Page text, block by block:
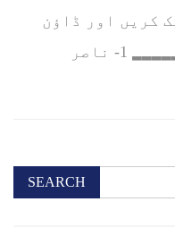
کریں اور ڈاؤن
لوڈ کریں ▂▂▂▂▂▂▂▂▂▂▂▂▂▂▂▂▂▂ 1- ناصر